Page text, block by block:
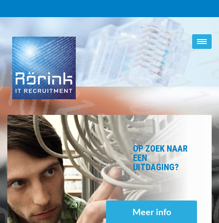
OP ZOEK NAAR
EEN
UITDAGING?
Meer info